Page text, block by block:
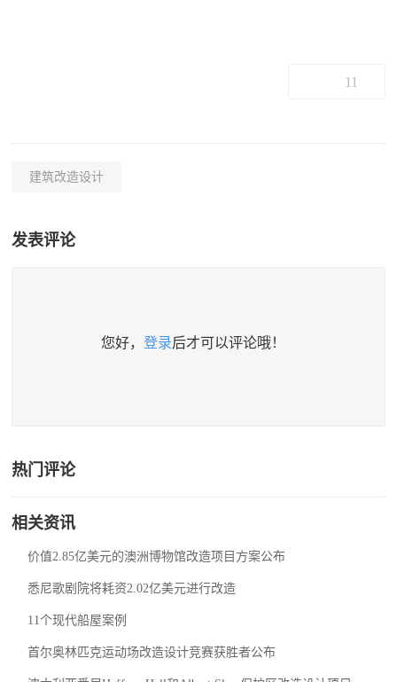
11
建筑改造设计
发表评论
您好， 登录后才可以评论哦！
热门评论
相关资讯
价值2.85亿美元的澳洲博物馆改造项目方案公布
悉尼歌剧院将耗资2.02亿美元进行改造
11个现代船屋案例
首尔奥林匹克运动场改造设计竞赛获胜者公布